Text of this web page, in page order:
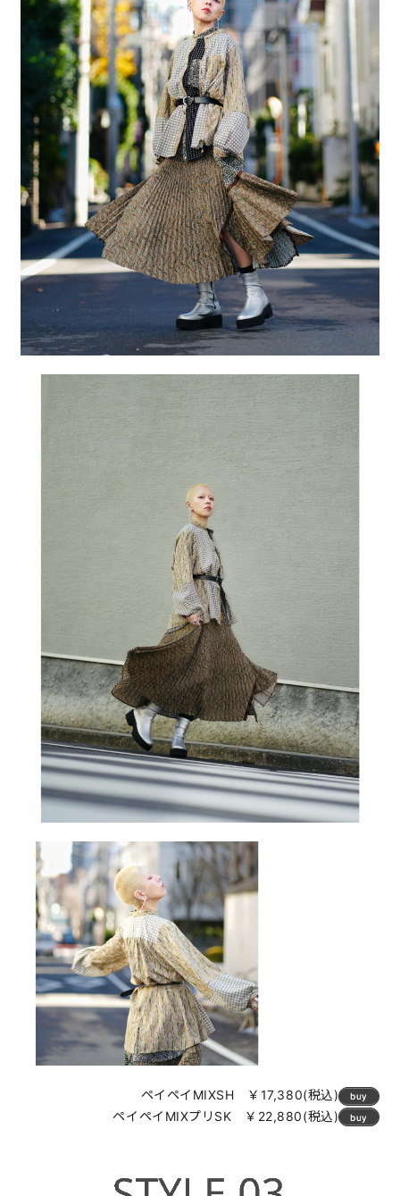
ペイペイMIXSH ￥17,380(税込) buy
ペイペイMIXプリSK ￥22,880(税込) buy